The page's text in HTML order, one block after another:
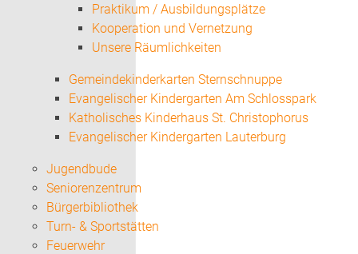
Praktikum / Ausbildungsplätze
Kooperation und Vernetzung
Unsere Räumlichkeiten
Gemeindekinderkarten Sternschnuppe
Evangelischer Kindergarten Am Schlosspark
Katholisches Kinderhaus St. Christophorus
Evangelischer Kindergarten Lauterburg
Jugendbude
Seniorenzentrum
Bürgerbibliothek
Turn- & Sportstätten
Feuerwehr